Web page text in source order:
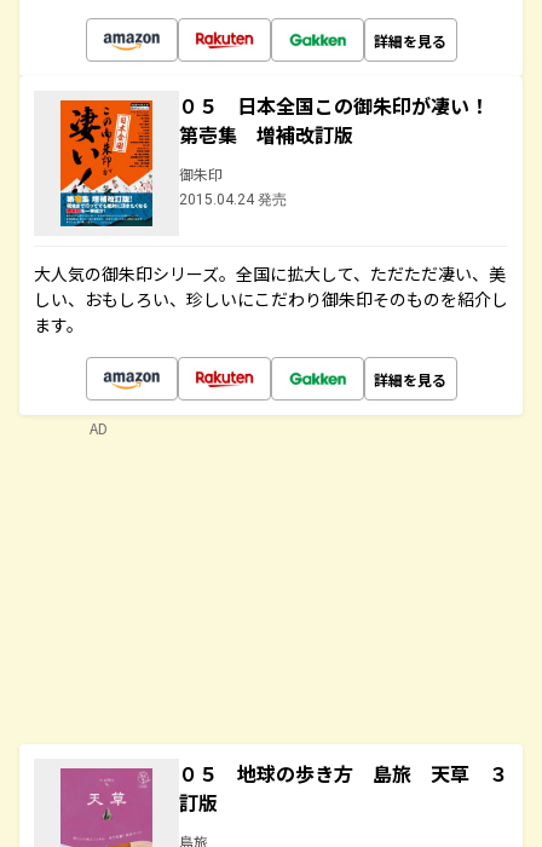
詳細を見る
０５ 日本全国この御朱印が凄い！
第壱集 増補改訂版
御朱印
2015.04.24 発売
大人気の御朱印シリーズ。全国に拡大して、ただただ凄い、美
しい、おもしろい、珍しいにこだわり御朱印そのものを紹介し
ます。
詳細を見る
０５ 地球の歩き方 島旅 天草 ３
訂版
島旅
AD